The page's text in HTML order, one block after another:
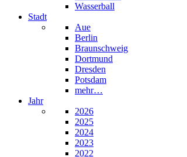
Wasserball
Stadt
Aue
Berlin
Braunschweig
Dortmund
Dresden
Potsdam
mehr…
Jahr
2026
2025
2024
2023
2022